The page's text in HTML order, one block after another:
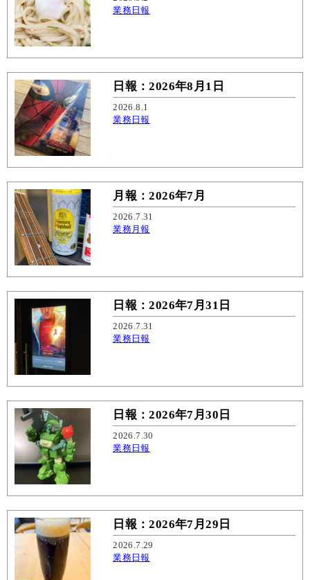
業務日報
日報：2026年8月1日
2026.8.1
業務日報
月報：2026年7月
2026.7.31
業務月報
日報：2026年7月31日
2026.7.31
業務日報
日報：2026年7月30日
2026.7.30
業務日報
日報：2026年7月29日
2026.7.29
業務日報